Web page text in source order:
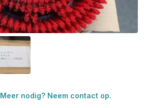
Meer nodig? Neem contact op.